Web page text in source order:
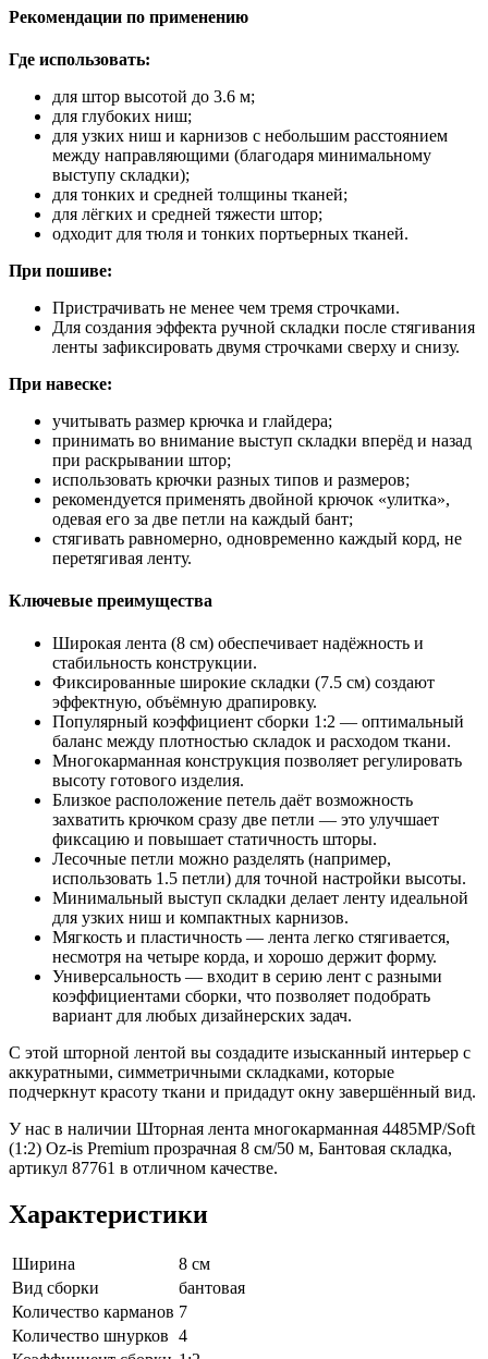
Рекомендации по применению
Где использовать:
для штор высотой до 3.6 м;
для глубоких ниш;
для узких ниш и карнизов с небольшим расстоянием
между направляющими (благодаря минимальному
выступу складки);
для тонких и средней толщины тканей;
для лёгких и средней тяжести штор;
одходит для тюля и тонких портьерных тканей.
При пошиве:
Пристрачивать не менее чем тремя строчками.
Для создания эффекта ручной складки после стягивания
ленты зафиксировать двумя строчками сверху и снизу.
При навеске:
учитывать размер крючка и глайдера;
принимать во внимание выступ складки вперёд и назад
при раскрывании штор;
использовать крючки разных типов и размеров;
рекомендуется применять двойной крючок «улитка»,
одевая его за две петли на каждый бант;
стягивать равномерно, одновременно каждый корд, не
перетягивая ленту.
Ключевые преимущества
Широкая лента (8 см) обеспечивает надёжность и
стабильность конструкции.
Фиксированные широкие складки (7.5 см) создают
эффектную, объёмную драпировку.
Популярный коэффициент сборки 1:2 — оптимальный
баланс между плотностью складок и расходом ткани.
Многокарманная конструкция позволяет регулировать
высоту готового изделия.
Близкое расположение петель даёт возможность
захватить крючком сразу две петли — это улучшает
фиксацию и повышает статичность шторы.
Лесочные петли можно разделять (например,
использовать 1.5 петли) для точной настройки высоты.
Минимальный выступ складки делает ленту идеальной
для узких ниш и компактных карнизов.
Мягкость и пластичность — лента легко стягивается,
несмотря на четыре корда, и хорошо держит форму.
Универсальность — входит в серию лент с разными
коэффициентами сборки, что позволяет подобрать
вариант для любых дизайнерских задач.
С этой шторной лентой вы создадите изысканный интерьер с
аккуратными, симметричными складками, которые
подчеркнут красоту ткани и придадут окну завершённый вид.
У нас в наличии Шторная лента многокарманная 4485MP/Soft
(1:2) Oz-is Premium прозрачная 8 см/50 м, Бантовая складка,
артикул 87761 в отличном качестве.
Характеристики
Ширина
8 см
Вид сборки
бантовая
Количество карманов 7
Количество шнурков 4